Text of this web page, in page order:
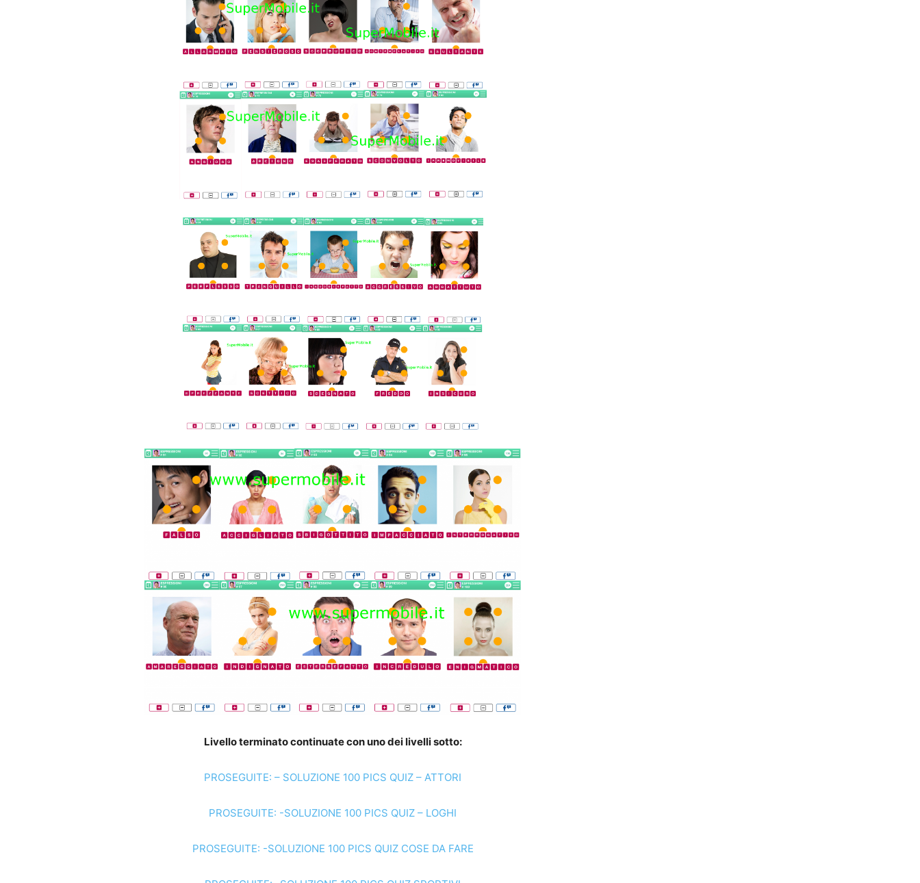
Livello terminato continuate con uno dei livelli sotto:
PROSEGUITE: – SOLUZIONE 100 PICS QUIZ – ATTORI
PROSEGUITE: -SOLUZIONE 100 PICS QUIZ – LOGHI
PROSEGUITE: -SOLUZIONE 100 PICS QUIZ COSE DA FARE